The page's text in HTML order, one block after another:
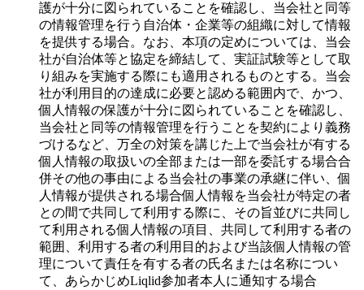
護が十分に図られていることを確認し、当会社と同等
の情報管理を行う自治体・企業等の組織に対して情報
を提供する場合。なお、本項の定めについては、当会
社が自治体等と協定を締結して、実証試験等として取
り組みを実施する際にも適用されるものとする。当会
社が利用目的の達成に必要と認める範囲内で、かつ、
個人情報の保護が十分に図られていることを確認し、
当会社と同等の情報管理を行うことを契約により義務
づけるなど、万全の対策を講じた上で当会社が有する
個人情報の取扱いの全部または一部を委託する場合合
併その他の事由による当会社の事業の承継に伴い、個
人情報が提供される場合個人情報を当会社が特定の者
との間で共同して利用する際に、その旨並びに共同し
て利用される個人情報の項目、共同して利用する者の
範囲、利用する者の利用目的および当該個人情報の管
理について責任を有する者の氏名または名称につい
て、あらかじめLiqlid参加者本人に通知する場合